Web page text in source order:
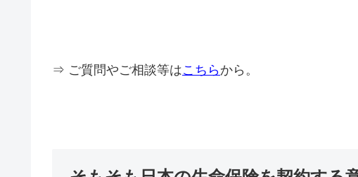
⇒ ご質問やご相談等はこちらから。